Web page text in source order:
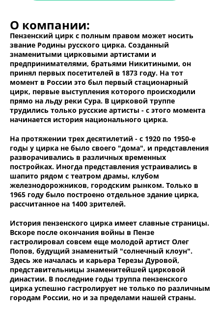
О компании:
Пензенский цирк с полным правом может носить
звание Родины русского цирка. Созданный
знаменитыми цирковыми артистами и
предпринимателями, братьями Никитиными, он
принял первых посетителей в 1873 году. На тот
момент в России это был первый стационарный
цирк, первые выступления которого происходили
прямо на льду реки Сура. В цирковой труппе
трудились только русские артисты - с этого момента
начинается история национального цирка.
На протяжении трех десятилетий - с 1920 по 1950-е
годы у цирка не было своего "дома", и представления
разворачивались в различных временных
постройках. Иногда представления устраивались в
шапито рядом с театром драмы, клубом
железнодорожников, городским рынком. Только в
1965 году было построено отдельное здание цирка,
рассчитанное на 1400 зрителей.
История пензенского цирка имеет славные страницы.
Вскоре после окончания войны в Пензе
гастролировал совсем еще молодой артист Олег
Попов, будущий знаменитый "солнечный клоун".
Здесь же началась и карьера Терезы Дуровой,
представительницы знаменитейшей цирковой
династии. В последние годы труппа пензенского
цирка успешно гастролирует не только по различным
городам России, но и за пределами нашей страны.